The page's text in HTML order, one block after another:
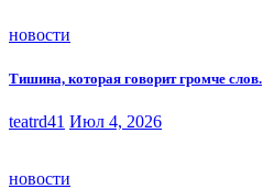
новости
Тишина, которая говорит громче слов.
teatrd41 Июл 4, 2026
новости